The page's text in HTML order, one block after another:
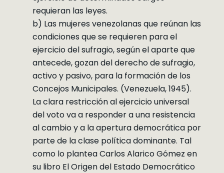
requieran las leyes.
b) Las mujeres venezolanas que reúnan las
condiciones que se requieren para el
ejercicio del sufragio, según el aparte que
antecede, gozan del derecho de sufragio,
activo y pasivo, para la formación de los
Concejos Municipales. (Venezuela, 1945).
La clara restricción al ejercicio universal
del voto va a responder a una resistencia
al cambio y a la apertura democrática por
parte de la clase política dominante. Tal
como lo plantea Carlos Alarico Gómez en
su libro El Origen del Estado Democrático